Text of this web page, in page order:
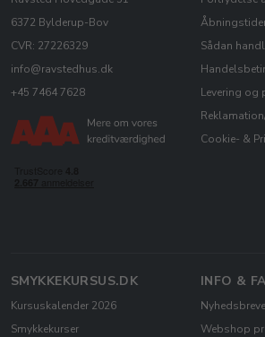
6372 Bylderup-Bov
CVR: 27226329
info@ravstedhus.dk
+45 7464 7628
Sådan
Levering og
Cookie- &
SMYKKEKURSUS.DK
Kursuskalender 2026
Smykkekurser
INFO &
Nyhedsbreve
Webshop